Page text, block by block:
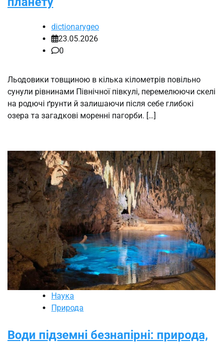
dictionarygeo
23.05.2026
0
Льодовики товщиною в кілька кілометрів повільно
сунули рівнинами Північної півкулі, перемелюючи скелі
на родючі ґрунти й залишаючи після себе глибокі
озера та загадкові моренні пагорби. […]
Наука
Природа
Води підземні безнапірні: природа,